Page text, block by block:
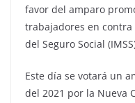
favor del amparo
trabajadores en
del Seguro Social
Este día se votará un
del 2021 por la Nueva